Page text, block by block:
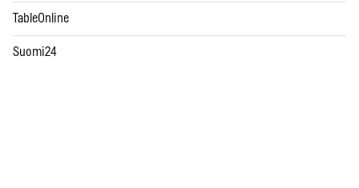
TableOnline
Suomi24